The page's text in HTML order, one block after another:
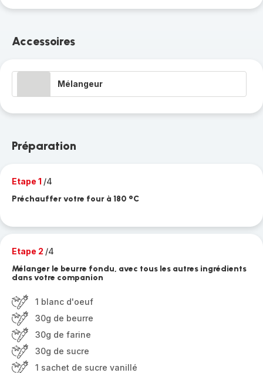
Accessoires
Mélangeur
Préparation
Etape 1 /4
Préchauffer votre four à 180 °C
Etape 2 /4
Mélanger le beurre fondu, avec tous les autres ingrédients
dans votre companion
1 blanc d'oeuf
30g de beurre
30g de farine
30g de sucre
1 sachet de sucre vanillé